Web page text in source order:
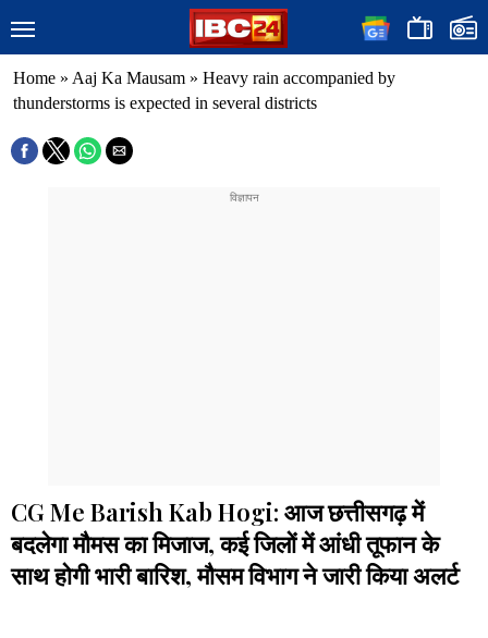
Home » Aaj Ka Mausam » Heavy rain accompanied by
thunderstorms is expected in several districts
CG Me Barish Kab Hogi: आज छत्तीसगढ़ में
बदलेगा मौमस का मिजाज, कई जिलों में आंधी तूफान के
साथ होगी भारी बारिश, मौसम विभाग ने जारी किया अलर्ट